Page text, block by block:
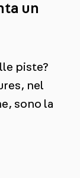
un
piste?
nel
sono la